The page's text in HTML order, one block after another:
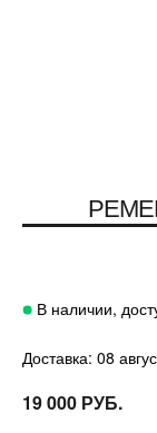
В наличии,
Доставка: 08
19 000 РУБ.